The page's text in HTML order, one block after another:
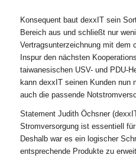
Konsequent baut dexxIT sein
Bereich aus und schließt nur
Vertragsunterzeichnung mit dem
Inspur den nächsten
taiwanesischen USV- und PDU-
kann dexxIT seinen Kunden nun
auch die passende
Statement Judith Öchsner
Stromversorgung ist essentiell
Deshalb war es ein logischer
entsprechende Produkte zu